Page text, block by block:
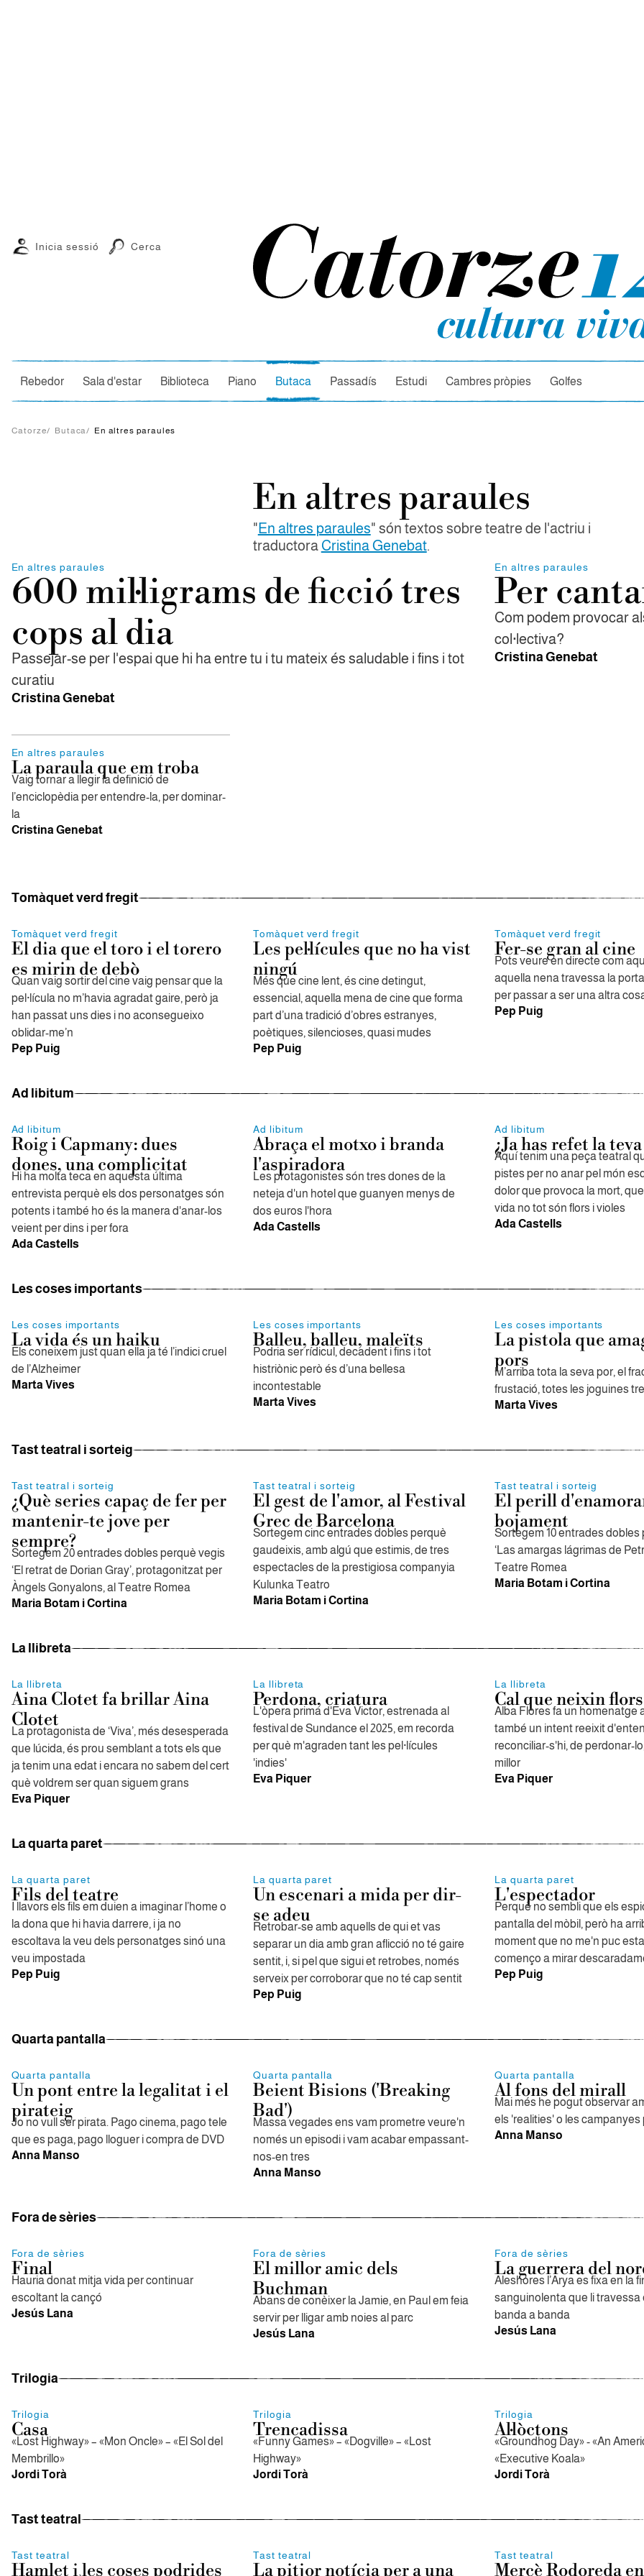
Cercador
Inicia sessió Cerca
Rebedor Sala d'estar Biblioteca Piano Butaca Passadís Estudi Cambres pròpies Golfes
Catorze/ Butaca/ En altres paraules
En altres paraules
"En altres paraules" són textos sobre teatre de l'actriu i
traductora Cristina Genebat.
En altres paraules
600 mil·ligrams de ficció tres
cops al dia
Passejar-se per l'espai que hi ha entre tu i tu mateix és saludable i fins i tot
curatiu
Cristina Genebat
En altres paraules
Per
Com podem provocar
col·lectiva?
Cristina Genebat
En altres paraules
La paraula que em troba
Vaig tornar a llegir la definició de
l’enciclopèdia per entendre-la, per dominar-
la
Cristina Genebat
Tomàquet verd fregit
Tomàquet verd fregit
El dia que el toro i el torero
es mirin de debò
Quan vaig sortir del cine vaig pensar que la
pel·lícula no m’havia agradat gaire, però ja
han passat uns dies i no aconsegueixo
oblidar-me’n
Pep Puig
Tomàquet verd fregit
Les pel·lícules que no ha vist
ningú
Més que cine lent, és cine detingut,
essencial, aquella mena de cine que forma
part d’una tradició d’obres estranyes,
poètiques, silencioses, quasi mudes
Pep Puig
Tomàquet verd fregit
Fer-se gran al cine
Pots veure en directe com
aquella nena travessa la
per passar a ser una altra
Pep Puig
Ad libitum
Ad libitum
Roig i Capmany: dues
dones, una complicitat
Hi ha molta teca en aquesta última
entrevista perquè els dos personatges són
potents i també ho és la manera d'anar-los
veient per dins i per fora
Ada Castells
Ad libitum
Abraça el motxo i branda
l'aspiradora
Les protagonistes són tres dones de la
neteja d'un hotel que guanyen menys de
dos euros l'hora
Ada Castells
Ad libitum
¿Ja has refet la
Aquí tenim una peça teatral
pistes per no anar pel món
dolor que provoca la mort,
vida no tot són flors i violes
Ada Castells
Les coses importants
Les coses importants
La vida és un haiku
Els coneixem just quan ella ja té l’indici cruel
de l’Alzheimer
Marta Vives
Les coses importants
Balleu, balleu, maleïts
Podria ser rídicul, decadent i fins i tot
histriònic però és d’una bellesa
incontestable
Marta Vives
Les coses importants
La pistola que
pors
M’arriba tota la seva por, el
frustació, totes les joguines
Marta Vives
Tast teatral i sorteig
Tast teatral i sorteig
¿Què series capaç de fer per
mantenir-te jove per
sempre?
Sortegem 20 entrades dobles perquè vegis
‘El retrat de Dorian Gray’, protagonitzat per
Àngels Gonyalons, al Teatre Romea
Maria Botam i Cortina
Tast teatral i sorteig
El gest de l'amor, al Festival
Grec de Barcelona
Sortegem cinc entrades dobles perquè
gaudeixis, amb algú que estimis, de tres
espectacles de la prestigiosa companyia
Kulunka Teatro
Maria Botam i Cortina
Tast teatral i sorteig
El perill
bojament
Sortegem 10 entrades dobles
‘Las amargas lágrimas de
Teatre Romea
Maria Botam i Cortina
La llibreta
La llibreta
Aina Clotet fa brillar Aina
Clotet
La protagonista de ‘Viva’, més desesperada
que lúcida, és prou semblant a tots els que
ja tenim una edat i encara no sabem del cert
què voldrem ser quan siguem grans
Eva Piquer
La llibreta
Perdona, criatura
L'òpera prima d'Eva Victor, estrenada al
festival de Sundance el 2025, em recorda
per què m'agraden tant les pel·lícules
'indies'
Eva Piquer
La llibreta
Cal que neixin flors
Alba Flores fa un homenatge
també un intent reeixit
reconciliar-s'hi, de perdonar-
millor
Eva Piquer
La quarta paret
La quarta paret
Fils del teatre
I llavors els fils em duien a imaginar l’home o
la dona que hi havia darrere, i ja no
escoltava la veu dels personatges sinó una
veu impostada
Pep Puig
La quarta paret
Un escenari a mida per dir-
se adeu
Retrobar-se amb aquells de qui et vas
separar un dia amb gran aflicció no té gaire
sentit, i, si pel que sigui et retrobes, només
serveix per corroborar que no té cap sentit
Pep Puig
La quarta paret
L'espectador
Perquè no sembli que els
pantalla del mòbil, però ha
moment que no me'n puc
començo a mirar
Pep Puig
Quarta pantalla
Quarta pantalla
Un pont entre la legalitat i el
pirateig
Jo no vull ser pirata. Pago cinema, pago tele
que es paga, pago lloguer i compra de DVD
Anna Manso
Quarta pantalla
Beient Bisions ('Breaking
Bad')
Massa vegades ens vam prometre veure'n
només un episodi i vam acabar empassant-
nos-en tres
Anna Manso
Quarta pantalla
Al fons del mirall
Mai més he pogut observar
els 'realities' o les
Anna Manso
Fora de sèries
Fora de sèries
Final
Hauria donat mitja vida per continuar
escoltant la cançó
Jesús Lana
Fora de sèries
El millor amic dels
Buchman
Abans de conèixer la Jamie, en Paul em feia
servir per lligar amb noies al parc
Jesús Lana
Fora de sèries
La guerrera del
Aleshores l’Arya es fixa en la
sanguinolenta que li travessa
banda a banda
Jesús Lana
Trilogia
Trilogia
Casa
«Lost Highway» – «Mon Oncle» – «El Sol del
Membrillo»
Jordi Torà
Trilogia
Trencadissa
«Funny Games» – «Dogville» – «Lost
Highway»
Jordi Torà
Trilogia
Al·lòctons
«Groundhog Day» - «An
«Executive Koala»
Jordi Torà
Tast teatral
Tast teatral
Hamlet i les coses podrides
Tast teatral
La pitjor notícia per a una
Tast teatral
Mercè Rodoreda